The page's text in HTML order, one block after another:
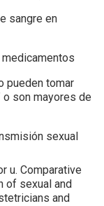
sangre en
pueden tomar
son mayores de
sexual
u. Comparative
of sexual and
and